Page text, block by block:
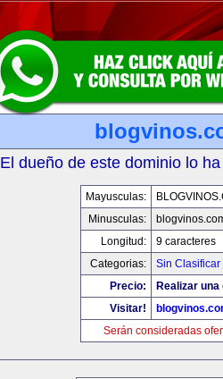
El dueño de este dominio lo
Mayusculas:
Minusculas:
Longitud:
9 caracteres
Categorias:
Sin Clasificar
Precio:
Realizar
Visitar!
Serán consideradas